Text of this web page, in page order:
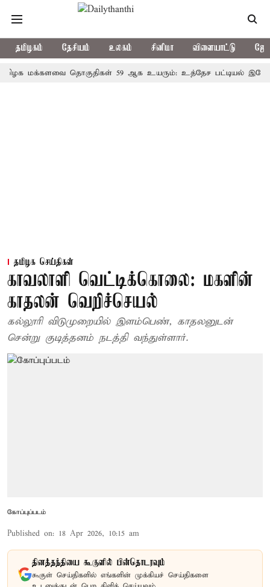
தமிழகம் தேசியம் உலகம் சினிமா விளையாட்டு
மக்களவை தொகுதிகள் 59 ஆக உயரும்: உத்தேச பட்டியல் இதோ!
தமிழக செய்திகள்
காவலாளி வெட்டிக்கொலை: மகளின்
காதலன் வெறிச்செயல்
கல்லூரி விடுமுறையில் இளம்பெண், காதலனுடன்
சென்று குடித்தனம் நடத்தி வந்துள்ளார்.
கோப்புப்படம்
Published on: 18 Apr 2026, 10:15 am
தினத்தந்தியை கூகுளில் பின்தொடரவும்
கூகுள் செய்திகளில் எங்களின் முக்கியச் செய்திகளை